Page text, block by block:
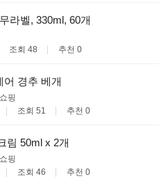
라벨, 330ml, 60개
조회 48 추천 0
어 경추 베개
핑
조회 51 추천 0
림 50ml x 2개
핑
조회 46 추천 0